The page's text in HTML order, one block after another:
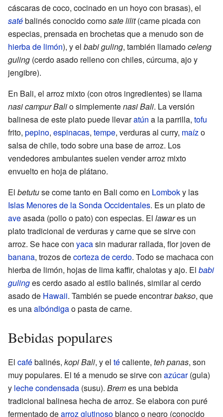
cáscaras de coco, cocinado en un hoyo con brasas), el
satébalinés conocido comosate lilit(carne picada con
especias, prensada en brochetas que a menudo son de
hierba de limón), y el babi guling, también llamadoceleng
guling (cerdo asado relleno con chiles, cúrcuma, ajo y
jengibre).
En Bali, el arroz mixto (con otros ingredientes) se llama
nasi campur Balio simplementenasi Bali. La versión
balinesa de este plato puede llevaratún a la parrilla, tofu
frito, pepino, espinacas, tempe, verduras al curry, maízo
salsa de chile, todo sobre una base de arroz. Los
vendedores ambulantes suelen vender arroz mixto
envuelto en hoja de plátano.
El betutuse come tanto en Bali como en Lomboky las
Islas Menores de la Sonda Occidentales. Es un plato de
aveasada (pollo o pato) con especias. El lawares un
plato tradicional de verduras y carne que se sirve con
arroz. Se hace con yacasin madurar rallada, flor joven de
banana, trozos decorteza de cerdo. Todo se machaca con
hierba de limón, hojas de lima kaffir, chalotas y ajo. El babi
gulinges cerdo asado al estilo balinés, similar al cerdo
asado de Hawaii. También se puede encontrarbakso, que
es unaalbóndigao pasta de carne.
Bebidas populares
El cafébalinés, kopi Bali, y el técaliente, teh panas, son
muy populares. El té a menudo se sirve con azúcar(gula)
y leche condensada (susu). Bremes una bebida
tradicional balinesa hecha de arroz. Se elabora con puré
fermentado dearroz glutinosoblanco o negro (conocido